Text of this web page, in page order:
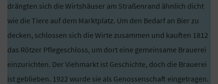
drängten sich die Wirtshäuser am Straßenrand ähnlich dicht
wie die Tiere auf dem Marktplatz. Um den Bedarf an Bier zu
decken, schlossen sich die Wirte zusammen und kauften 1812
das Rötzer Pflegeschloss, um dort eine gemeinsame Brauerei
einzurichten. Der Viehmarkt ist Geschichte, doch die Brauerei
ist geblieben. 1922 wurde sie als Genossenschaft eingetragen.